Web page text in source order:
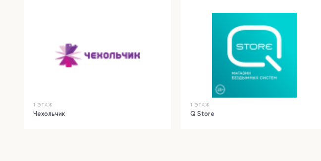
1 ЭТАЖ
Чехольчик
1 ЭТАЖ
Q Store